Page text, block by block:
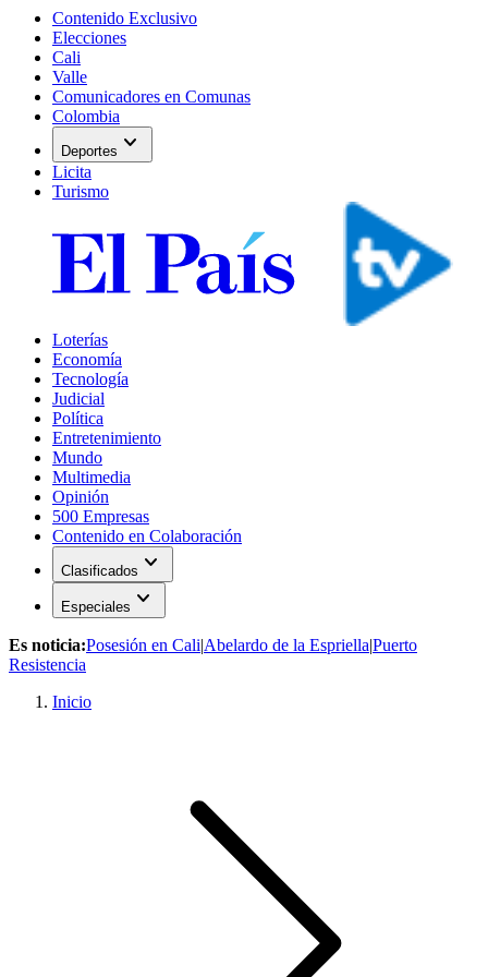
Contenido Exclusivo
Elecciones
Cali
Valle
Comunicadores en Comunas
Colombia
Deportes expand_more
Licita
Turismo
Loterías
Economía
Tecnología
Judicial
Política
Entretenimiento
Mundo
Multimedia
Opinión
500 Empresas
Contenido en Colaboración
Clasificados expand_more
Especiales expand_more
Es noticia:Posesión en Cali|Abelardo de la Espriella|Puerto
Resistencia
Inicio